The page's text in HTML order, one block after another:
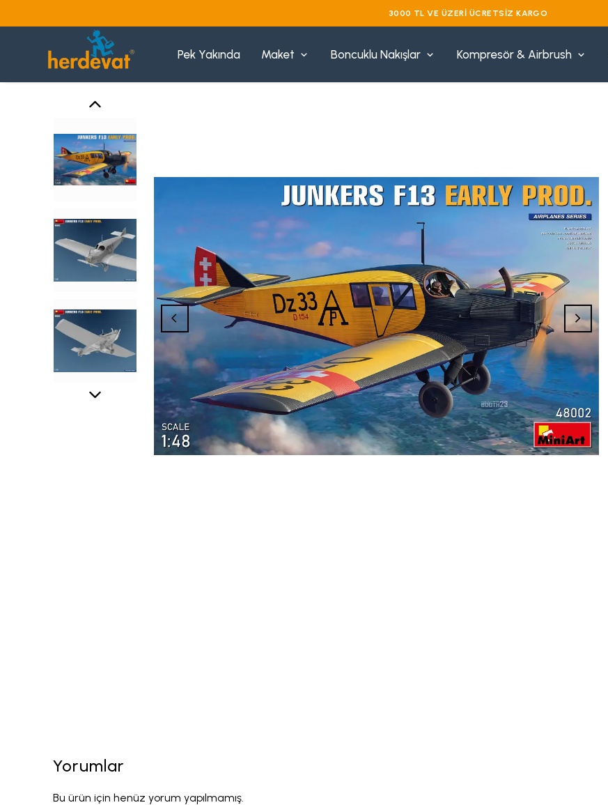
Pek Yakında Maket Boncuklu Nakışlar Kompresör & Airbrush
Yorumlar
Bu ürün için henüz yorum yapılmamış.